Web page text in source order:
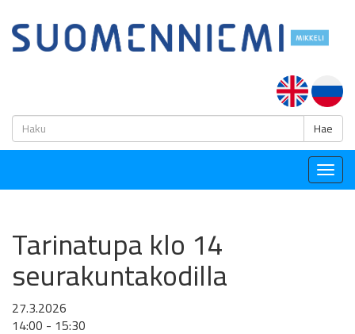
Hae
Tarinatupa klo 14
seurakuntakodilla
27.3.2026
14:00 - 15:30